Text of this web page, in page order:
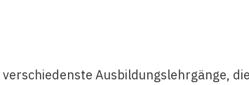
Ausbildungslehrgänge, die